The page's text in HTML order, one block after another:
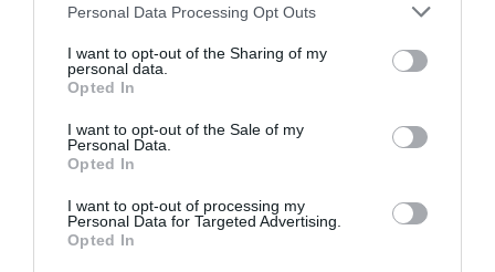
Personal Data Processing Opt Outs
I want to opt-out of the Sharing of my
personal data.
Opted In
I want to opt-out of the Sale of my
Personal Data.
Opted In
I want to opt-out of processing my
Personal Data for Targeted Advertising.
Opted In